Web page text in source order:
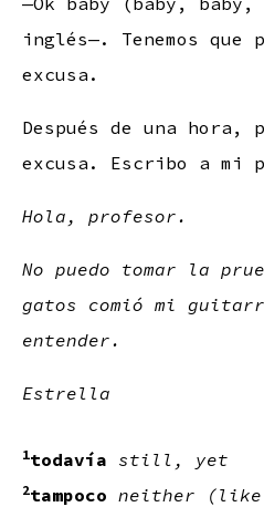
inglés—. Tenemos que
excusa.
Después de una hora,
excusa. Escribo a mi
Hola, profesor.
No puedo tomar la
gatos comió mi
entender.
Estrella
1todavía still, yet
2tampoco neither (like